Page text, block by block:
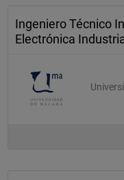
)
Tercer
aspectos economicos y
Ingeniero Técnico
Electrónica